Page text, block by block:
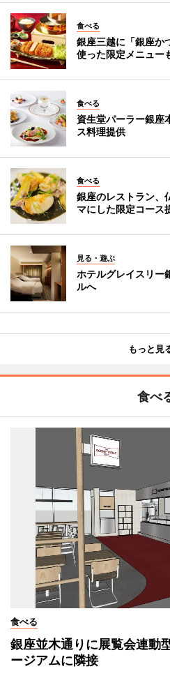
食べる
銀座三越に「銀座
使った限定メニュー
食べる
資生堂パーラー銀座
ス料理提供
食べる
銀座のレストラン、
マにした限定コース
見る・遊ぶ
ホテルグレイスリー
ルへ
もっと見
食べ
食べる
銀座並木通りに展覧会連
ージアムに隣接